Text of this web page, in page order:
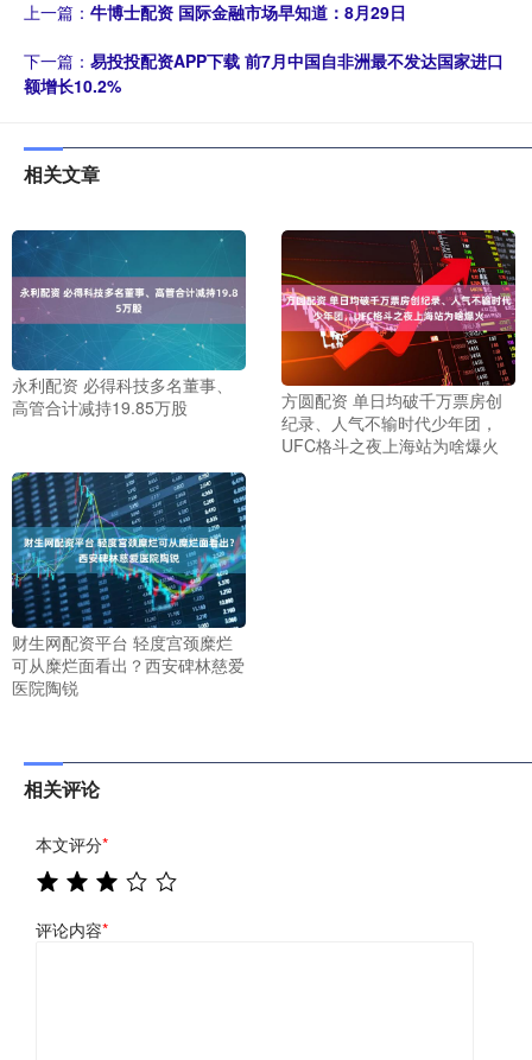
上一篇： 牛博士配资 国际金融市场早知道：8月29日
下一篇： 易投投配资APP下载 前7月中国自非洲最不发达国家进口
额增长10.2%
相关文章
永利配资 必得科技多名董事、
高管合计减持19.85万股
方圆配资 单日均破千万票房创
纪录、人气不输时代少年团，
UFC格斗之夜上海站为啥爆火
财生网配资平台 轻度宫颈糜烂
可从糜烂面看出？西安碑林慈爱
医院陶锐
相关评论
本文评分*
评论内容*